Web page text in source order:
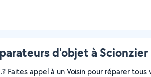
d'objet à
Faites appel à un Voisin pour réparer